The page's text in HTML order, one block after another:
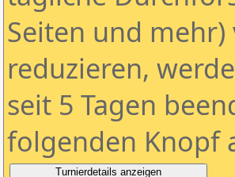
Seiten und mehr)
reduzieren,
seit 5 Tagen
folgenden Knopf